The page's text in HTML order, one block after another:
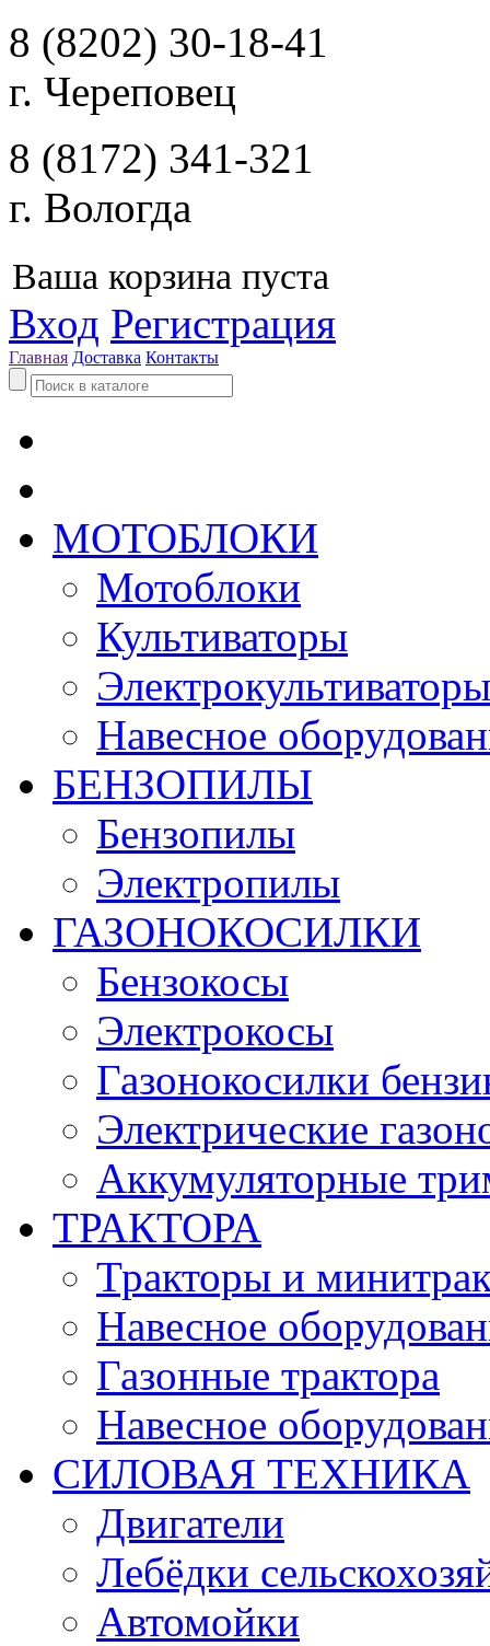
8 (8202) 30-18-41
г. Череповец
8 (8172) 341-321
г. Вологда
Ваша корзина пуста
Вход Регистрация
Главная Доставка Контакты
МОТОБЛОКИ
Мотоблоки
Культиваторы
Электрокультиваторы
Навесное
БЕНЗОПИЛЫ
Бензопилы
Электропилы
ГАЗОНОКОСИЛКИ
Бензокосы
Электрокосы
Газонокосилки
Электрические
Аккумуляторные
ТРАКТОРА
Тракторы и
Навесное
Газонные трактора
Навесное
СИЛОВАЯ ТЕХНИКА
Двигатели
Лебёдки
Автомойки